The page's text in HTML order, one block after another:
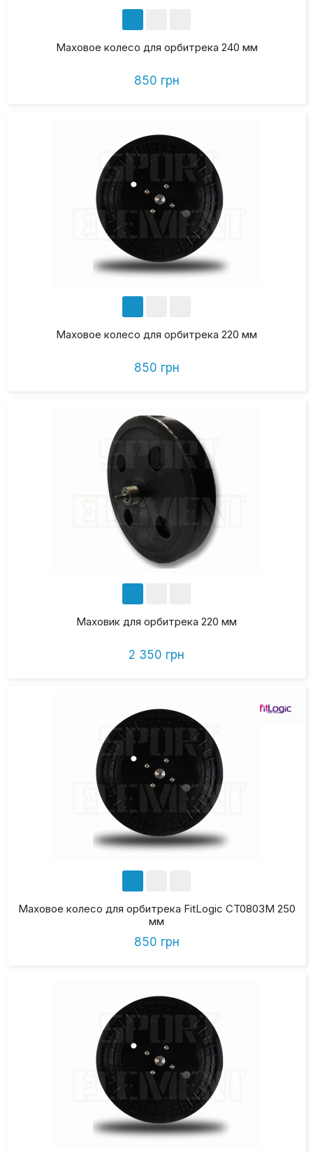
Маховое колесо для орбитрека 240 мм
850 грн
Маховое колесо для орбитрека 220 мм
850 грн
Маховик для орбитрека 220 мм
2 350 грн
Маховое колесо для орбитрека FitLogic CT0803М 250
мм
850 грн